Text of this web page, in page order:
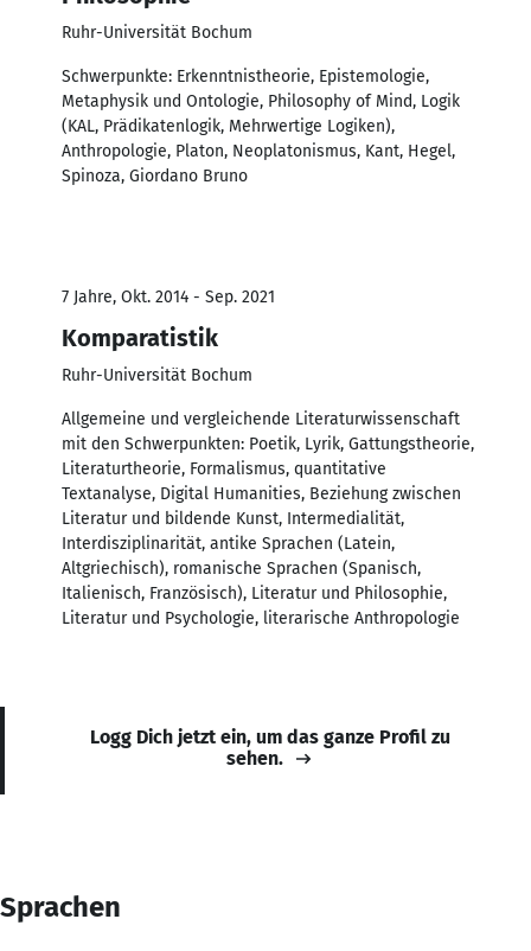
Ruhr-Universität Bochum
Schwerpunkte: Erkenntnistheorie, Epistemologie,
Metaphysik und Ontologie, Philosophy of Mind, Logik
(KAL, Prädikatenlogik, Mehrwertige Logiken),
Anthropologie, Platon, Neoplatonismus, Kant, Hegel,
Spinoza, Giordano Bruno
7 Jahre, Okt. 2014 - Sep. 2021
Komparatistik
Ruhr-Universität Bochum
Allgemeine und vergleichende Literaturwissenschaft
mit den Schwerpunkten: Poetik, Lyrik, Gattungstheorie,
Literaturtheorie, Formalismus, quantitative
Textanalyse, Digital Humanities, Beziehung zwischen
Literatur und bildende Kunst, Intermedialität,
Interdisziplinarität, antike Sprachen (Latein,
Altgriechisch), romanische Sprachen (Spanisch,
Italienisch, Französisch), Literatur und Philosophie,
Literatur und Psychologie, literarische Anthropologie
Logg Dich jetzt ein, um das ganze Profil zu
sehen.
Sprachen